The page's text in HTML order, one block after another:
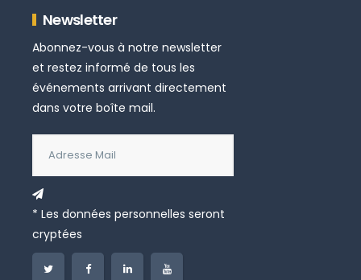
Newsletter
Abonnez-vous à notre newsletter
et restez informé de tous les
événements arrivant directement
dans votre boîte mail.
* Les données personnelles seront
cryptées